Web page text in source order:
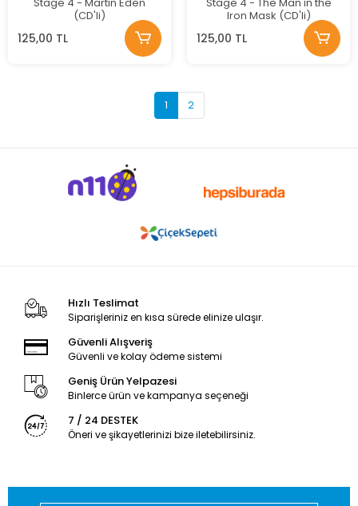
(CD'li)
125,00 TL
Iron Mask (CD'li)
125,00 TL
1 2
Hızlı Teslimat
Siparişleriniz en kısa sürede elinize ulaşır.
Güvenli Alışveriş
Güvenli ve kolay ödeme sistemi
Geniş Ürün Yelpazesi
Binlerce ürün ve kampanya seçeneği
7 / 24 DESTEK
Öneri ve şikayetlerinizi bize iletebilirsiniz.